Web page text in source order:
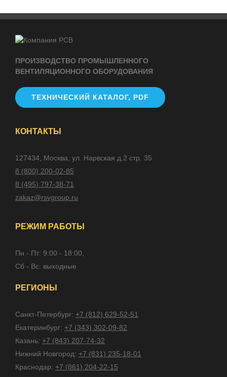
ПРОИЗВОДСТВО ПРОМЫШЛЕННОГО
ВЕНТИЛЯЦИОННОГО ОБОРУДОВАНИЯ
ТЕХНИЧЕСКИЙ КАТАЛОГ, PDF
КОНТАКТЫ
127434, Москва, ул. Нарвская д.2 стр. 35
8 (800) 200-02-85
8 (495) 797-38-71
zakaz@rsvgroup.ru
РЕЖИМ РАБОТЫ
Пн - Пт: 9:00 - 18:00,
Сб - Вс: выходные
РЕГИОНЫ
Санкт-Петербург: +7 (812) 629-52-51
Екатеринбург: +7 (343) 302-09-82
Казань: +7 (843) 207-74-32
Нижний Новгород: +7 (831) 235-18-01
Краснодар: +7 (861) 204-22-15